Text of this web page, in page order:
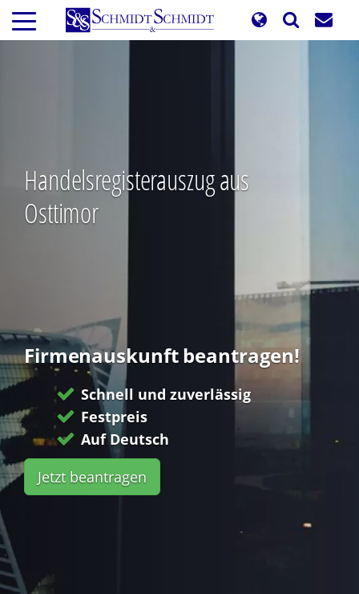
Direkt
zum
Inhalt
Handelsregisterauszug aus
Osttimor
Firmenauskunft beantragen!
Schnell und zuverlässig
Festpreis
Auf Deutsch
Jetzt beantragen